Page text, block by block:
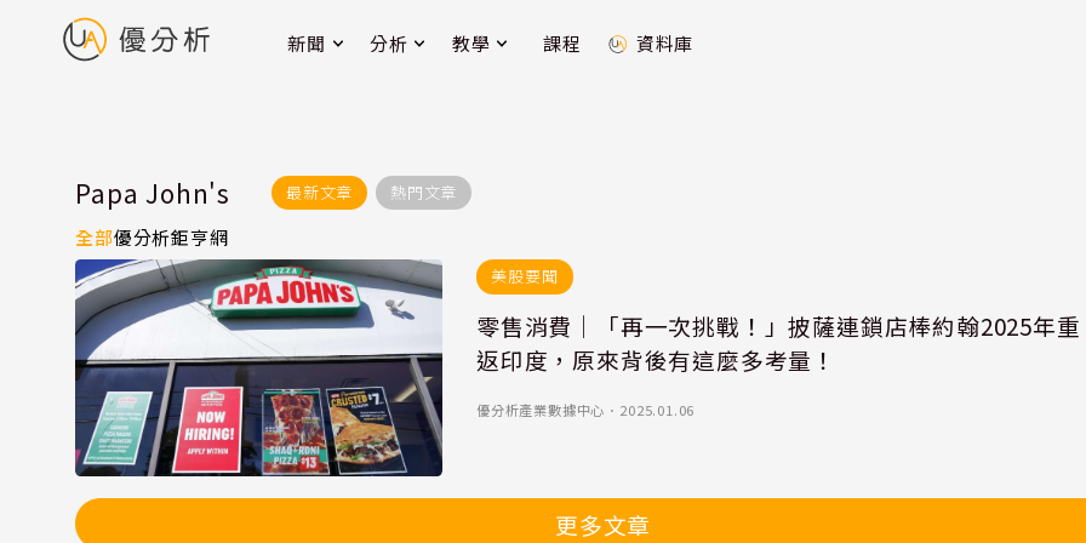
新聞 分析 教學 課程 資料庫
Papa John's 最新文章 熱門文章
全部優分析鉅亨網
美股要聞
零售消費｜「再一次挑戰！」披薩連鎖店棒約翰2025年重
返印度，原來背後有這麼多考量！
優分析產業數據中心 ． 2025.01.06
更多文章